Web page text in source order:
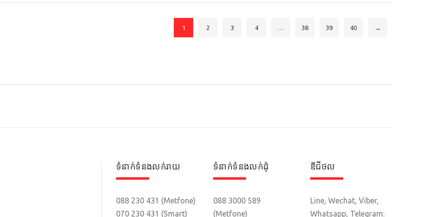
1 2 3 4 … 38 39 40 →
ទំនាក់ទំនងលក់រាយ
088 230 431 (Metfone)
070 230 431 (Smart)
ទំនាក់ទំនងលក់ដុំ
088 3000 589
(Metfone)
ឌីជីថល
Line, Wechat, Viber,
Whatsapp, Telegram: